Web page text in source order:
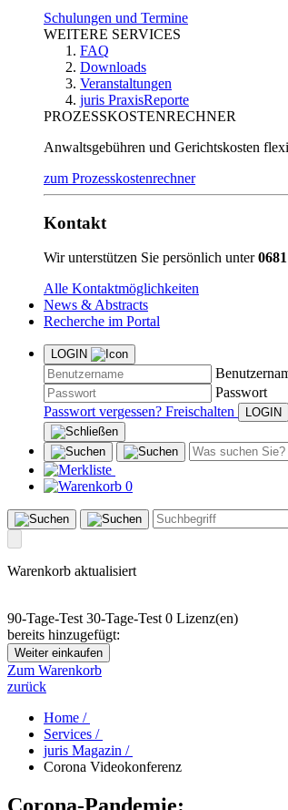
Schulungen und Termine
WEITERE SERVICES
FAQ
Downloads
Veranstaltungen
juris PraxisReporte
PROZESSKOSTENRECHNER
Anwaltsgebühren und Gerichtskosten
zum Prozesskostenrechner
Kontakt
Wir unterstützen Sie persönlich unter
Alle Kontaktmöglichkeiten
News & Abstracts
Recherche im Portal
LOGIN
Passwort
Passwort vergessen? Freischalten
0
Warenkorb aktualisiert
90-Tage-Test 30-Tage-Test 0 Lizenz(en)
bereits hinzugefügt:
Weiter einkaufen
Zum Warenkorb
zurück
Home /
Services /
juris Magazin /
Corona Videokonferenz